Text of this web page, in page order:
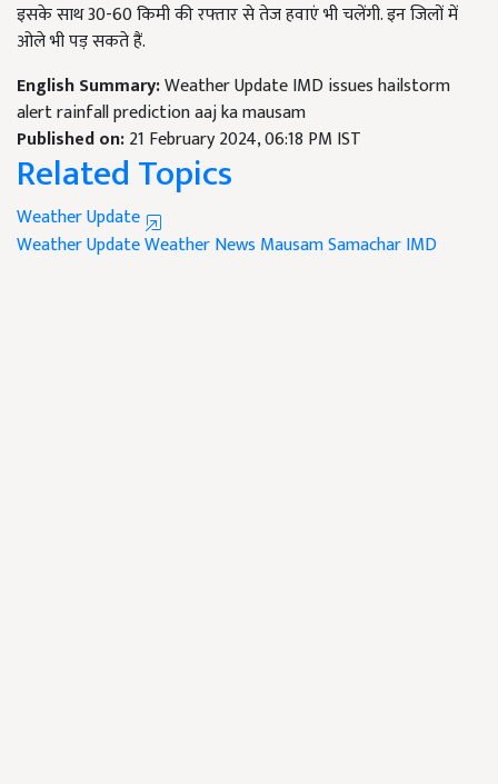
इसके साथ 30-60 किमी की रफ्तार से तेज हवाएं भी चलेंगी. इन जिलों में
ओले भी पड़ सकते हैं.
English Summary:Weather Update IMD issues hailstorm
alert rainfall prediction aaj ka mausam
Published on:21 February 2024, 06:18 PM IST
Related Topics
Weather Update
Weather UpdateWeather News Mausam SamacharIMD